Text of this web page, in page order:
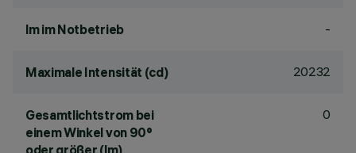
lm im Notbetrieb -
Maximale Intensität (cd) 20232
Gesamtlichtstrom bei
einem Winkel von 90°
oder größer (lm)
0